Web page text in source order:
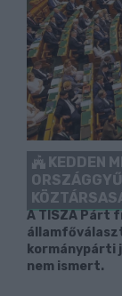
KEDDEN
A TISZA Párt
kormánypárti
nem ismert.